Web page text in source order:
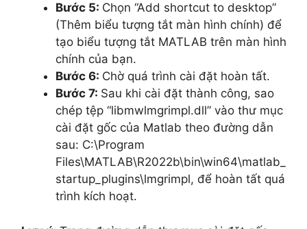
Bước 5: Chọn “Add shortcut to desktop”
(Thêm biểu tượng tắt màn hình chính) để
tạo biểu tượng tắt MATLAB trên màn hình
chính của bạn.
Bước 6: Chờ quá trình cài đặt hoàn tất.
Bước 7: Sau khi cài đặt thành công, sao
chép tệp “libmwlmgrimpl.dll” vào thư mục
cài đặt gốc của Matlab theo đường dẫn
sau: C:\Program
Files\MATLAB\R2022b\bin\win64\matlab_
startup_plugins\lmgrimpl, để hoàn tất quá
trình kích hoạt.